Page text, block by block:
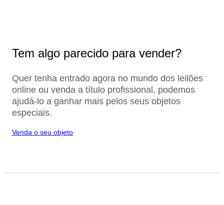
Tem algo parecido para vender?
Quer tenha entrado agora no mundo dos leilões
online ou venda a título profissional, podemos
ajudá-lo a ganhar mais pelos seus objetos
especiais.
Venda o seu objeto